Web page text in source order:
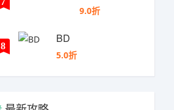
9.0折
8
BD
5.0折